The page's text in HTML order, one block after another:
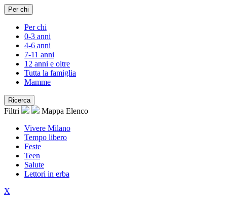
Per chi
Per chi
0-3 anni
4-6 anni
7-11 anni
12 anni e oltre
Tutta la famiglia
Mamme
Ricerca
Filtri Mappa Elenco
Vivere Milano
Tempo libero
Feste
Teen
Salute
Lettori in erba
X